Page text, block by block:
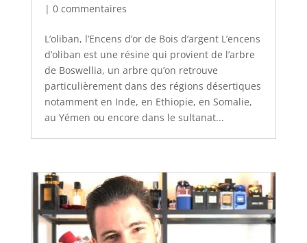
| 0 commentaires
L’oliban, l’Encens d’or de Bois d’argent L’encens
d’oliban est une résine qui provient de l’arbre
de Boswellia, un arbre qu’on retrouve
particulièrement dans des régions désertiques
notamment en Inde, en Ethiopie, en Somalie,
au Yémen ou encore dans le sultanat...